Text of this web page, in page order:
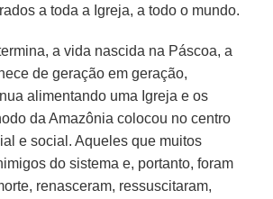
a toda a Igreja, a todo o mundo.
a vida nascida na Páscoa, a
de geração em geração,
alimentando uma Igreja e os
da Amazônia colocou no centro
e social. Aqueles que muitos
do sistema e, portanto, foram
renasceram, ressuscitaram,